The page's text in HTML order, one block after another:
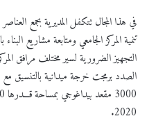
في هذا المجال تتكفل المديرية بجمع
تنمية المركز الجامعي ومتابعة مشاريع
التجهيز الضرورية لسير مختلف مرافق
الصدد برمجت خرجة ميدانية بالتنسيق مع
2020.